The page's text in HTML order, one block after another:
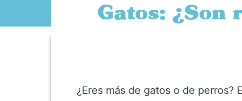
Gatos: ¿Son
¿Eres más de gatos o de